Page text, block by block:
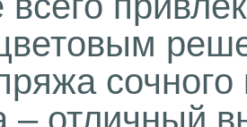
сочного
– отличный